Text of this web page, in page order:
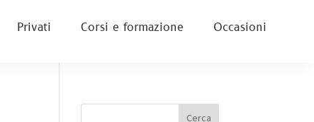
Privati Corsi e formazione Occasioni